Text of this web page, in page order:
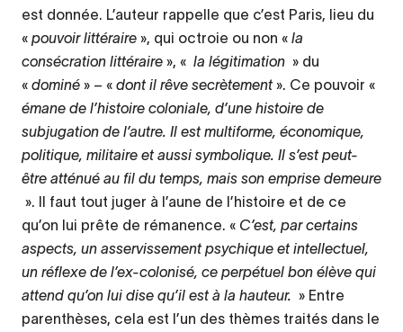
est donnée. L’auteur rappelle que c’est Paris, lieu du
« pouvoir littéraire », qui octroie ou non « la
consécration littéraire », « la légitimation » du
« dominé » – « dont il rêve secrètement ». Ce pouvoir «
émane de l’histoire coloniale, d’une histoire de
subjugation de l’autre. Il est multiforme, économique,
politique, militaire et aussi symbolique. Il s’est peut-
être atténué au fil du temps, mais son emprise demeure
». Il faut tout juger à l’aune de l’histoire et de ce
qu’on lui prête de rémanence. « C’est, par certains
aspects, un asservissement psychique et intellectuel,
un réflexe de l’ex-colonisé, ce perpétuel bon élève qui
attend qu’on lui dise qu’il est à la hauteur. » Entre
parenthèses, cela est l’un des thèmes traités dans le